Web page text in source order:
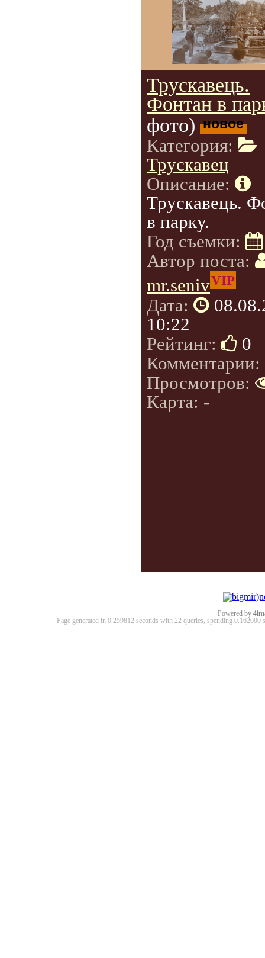
Трускавець.
Фонтан в
фото) новое
Категория:
Трускавец
Описание:
Трускавець.
в парку.
Год съемки:
Автор поста:
mr.senivVIP
Дата:
10:22
Рейтинг:
0
Комментарии:
Просмотров:
Карта: -
Powered by
Page generated in 0.259812 seconds with 22 queries, spending